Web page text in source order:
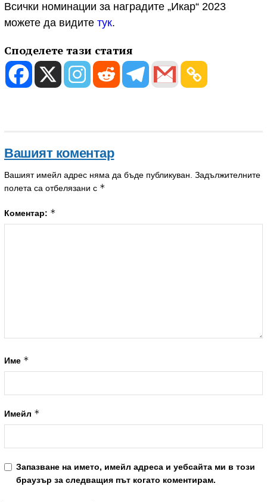
Всички номинации за наградите „Икар“ 2023
можете да видите тук.
Споделете тази статия
Вашият коментар
Вашият имейл адрес няма да бъде публикуван. Задължителните
полета са отбелязани с *
Коментар: *
Име *
Имейл *
Запазване на името, имейл адреса и уебсайта ми в този
браузър за следващия път когато коментирам.